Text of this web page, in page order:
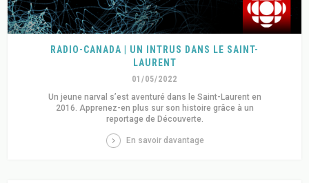
RADIO-CANADA | UN INTRUS DANS LE SAINT-
LAURENT
01/05/2022
Un jeune narval s’est aventuré dans le Saint-Laurent en
2016. Apprenez-en plus sur son histoire grâce à un
reportage de Découverte.
En savoir davantage